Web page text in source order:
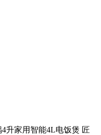
升家用智能4L电饭煲 匠